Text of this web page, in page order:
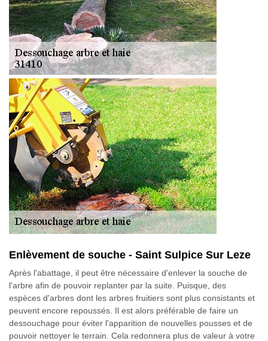
Enlèvement de souche - Saint Sulpice Sur Leze
Après l'abattage, il peut être nécessaire d'enlever la souche de
l'arbre afin de pouvoir replanter par la suite. Puisque, des
espèces d'arbres dont les arbres fruitiers sont plus consistants et
peuvent encore repoussés. Il est alors préférable de faire un
dessouchage pour éviter l'apparition de nouvelles pousses et de
pouvoir nettoyer le terrain. Cela redonnera plus de valeur à votre